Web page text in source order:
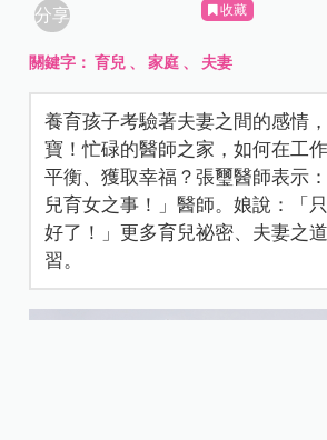
分享 收藏
關鍵字：育兒 、家庭 、 夫妻
養育孩子考驗著夫妻之間的感情
寶！忙碌的醫師之家，如何在工
平衡、獲取幸福？張璽醫師表示
兒育女之事！」醫師。娘說：「
好了！」更多育兒祕密、夫妻之
習。